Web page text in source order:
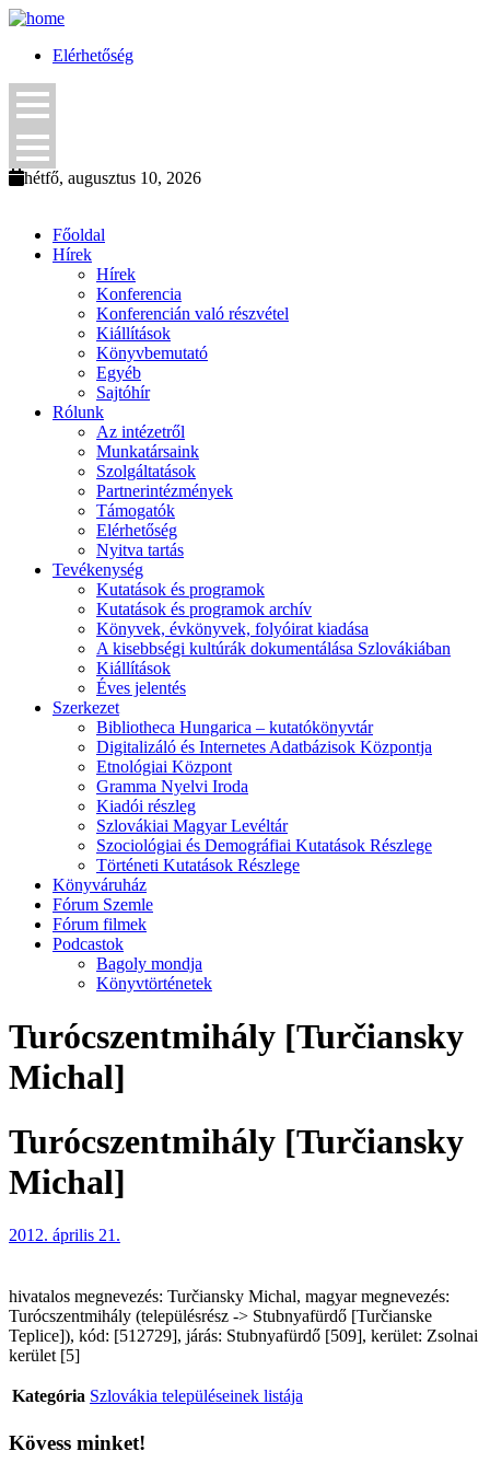
Elérhetőség
hétfő, augusztus 10, 2026
Főoldal
Hírek
Hírek
Konferencia
Konferencián való részvétel
Kiállítások
Könyvbemutató
Egyéb
Sajtóhír
Rólunk
Az intézetről
Munkatársaink
Szolgáltatások
Partnerintézmények
Támogatók
Elérhetőség
Nyitva tartás
Tevékenység
Kutatások és programok
Kutatások és programok archív
Könyvek, évkönyvek, folyóirat kiadása
A kisebbségi kultúrák dokumentálása Szlovákiában
Kiállítások
Éves jelentés
Szerkezet
Bibliotheca Hungarica – kutatókönyvtár
Digitalizáló és Internetes Adatbázisok Központja
Etnológiai Központ
Gramma Nyelvi Iroda
Kiadói részleg
Szlovákiai Magyar Levéltár
Szociológiai és Demográfiai Kutatások Részlege
Történeti Kutatások Részlege
Könyváruház
Fórum Szemle
Fórum filmek
Podcastok
Bagoly mondja
Könyvtörténetek
Turócszentmihály [Turčiansky
Michal]
Turócszentmihály [Turčiansky
Michal]
2012. április 21.
hivatalos megnevezés: Turčiansky Michal, magyar megnevezés:
Turócszentmihály (településrész -> Stubnyafürdő [Turčianske
Teplice]), kód: [512729], járás: Stubnyafürdő [509], kerület: Zsolnai
kerület [5]
Kategória Szlovákia településeinek listája
Kövess minket!